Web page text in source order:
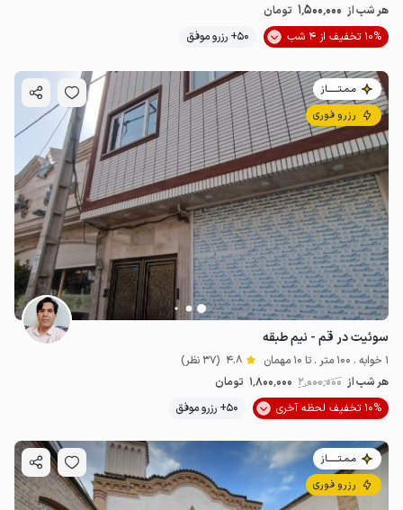
هر شب از 1٬500٬000 تومان
10% تخفیف از 4 شب
50+ رزرو موفق
مـمـتــــــاز
رزرو فوری
سوئیت در قم - نیم طبقه
1 خوابه . 100 متر . تا 10 مهمان 4.8 (37 نظر)
هر شب از 2٬000٬000 1٬800٬000 تومان
10% تخفیف لحظه آخری
50+ رزرو موفق
مـمـتــــــاز
رزرو فوری